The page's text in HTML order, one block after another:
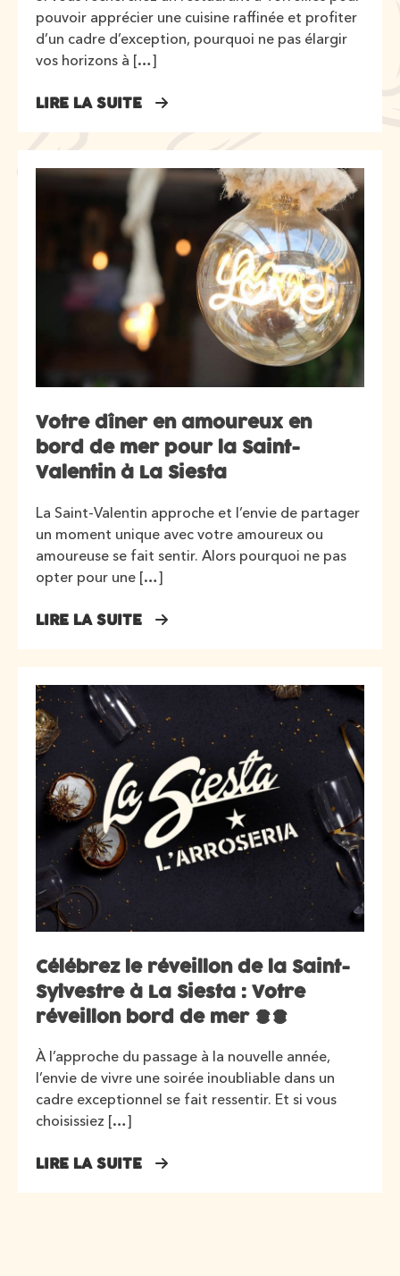
pouvoir apprécier une cuisine raffinée et profiter
d’un cadre d’exception, pourquoi ne pas élargir
vos horizons à […]
LIRE LA SUITE
Votre dîner en amoureux en
bord de mer pour la Saint-
Valentin à La Siesta
La Saint-Valentin approche et l’envie de partager
un moment unique avec votre amoureux ou
amoureuse se fait sentir. Alors pourquoi ne pas
opter pour une […]
LIRE LA SUITE
Célébrez le réveillon de la Saint-
Sylvestre à La Siesta : Votre
réveillon bord de mer 66
À l’approche du passage à la nouvelle année,
l’envie de vivre une soirée inoubliable dans un
cadre exceptionnel se fait ressentir. Et si vous
choisissiez […]
LIRE LA SUITE